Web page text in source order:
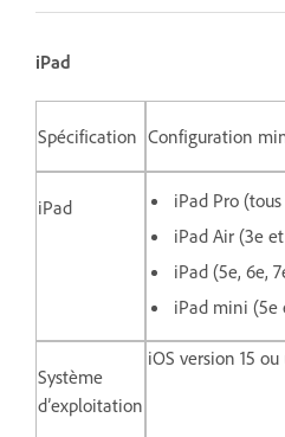
iPad
Spécification Configuration
iPad
iPad Pro
iPad Air (3e
iPad (5e, 6e,
iPad mini (5e
Système
d’exploitation
iOS version 15